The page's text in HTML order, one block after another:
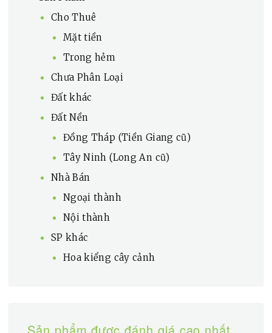
Cho Thuê
Mặt tiền
Trong hẻm
Chưa Phân Loại
Đất khác
Đất Nền
Đồng Tháp (Tiền Giang cũ)
Tây Ninh (Long An cũ)
Nhà Bán
Ngoại thành
Nội thành
SP khác
Hoa kiểng cây cảnh